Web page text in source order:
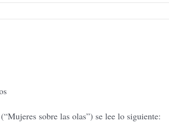
sobre las olas”) se lee lo siguiente: